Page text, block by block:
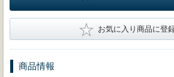
★ お気に入り商品に登
商品情報